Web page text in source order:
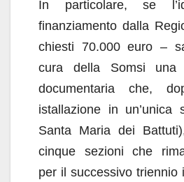
In particolare, se
finanziamento dalla
chiesti 70.000 euro –
cura della Somsi una
documentaria che,
istallazione in un’unica
Santa Maria dei
cinque sezioni che
per il successivo triennio